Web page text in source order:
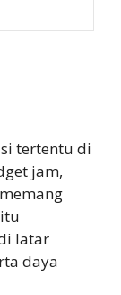
tertentu di
jam,
latar
daya